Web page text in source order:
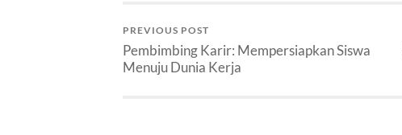
PREVIOUS POST
Pembimbing Karir: Mempersiapkan Siswa
Menuju Dunia Kerja